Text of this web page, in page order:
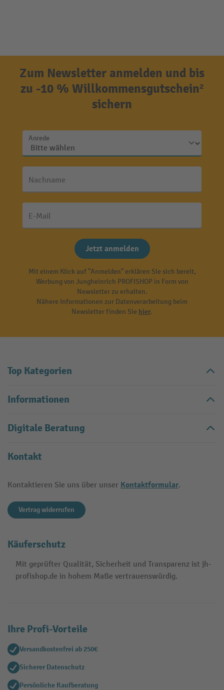
Zum Newsletter anmelden und bis
zu -10 % Willkommensgutschein²
sichern
Anrede
Nachname
E-Mail
Jetzt anmelden
Mit einem Klick auf "Anmelden" erklären Sie sich bereit,
Werbung von Jungheinrich PROFISHOP in Form von
Newsletter zu erhalten.
Nähere Informationen zur Datenverarbeitung beim
Newsletter finden Sie hier.
Top Kategorien
Informationen
Digitale Beratung
Kontakt
Kontaktieren Sie uns über unser Kontaktformular.
Vertrag widerrufen
Käuferschutz
Mit geprüfter Qualität, Sicherheit und Transparenz ist jh-
profishop.de in hohem Maße vertrauenswürdig.
Ihre Profi-Vorteile
Versandkostenfrei ab 250€
Sicherer Datenschutz
Persönliche Kaufberatung